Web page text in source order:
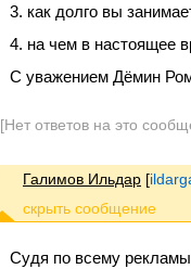
3. как долго вы
4. на чем в настоящее
С уважением Дёмин
[Нет ответов на это
Галимов Ильдар [
Судя по всему рекламы